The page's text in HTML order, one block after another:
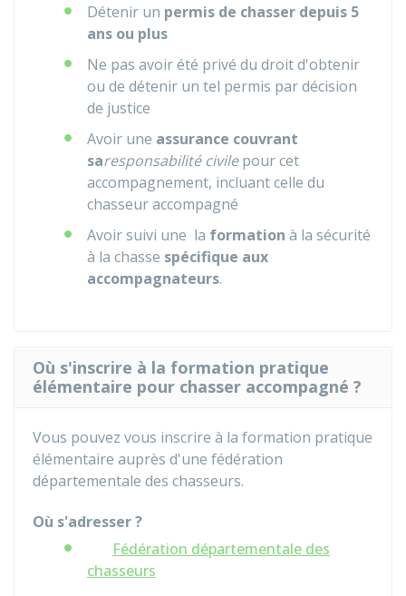
Détenir un permis de chasser depuis 5
ans ou plus
Ne pas avoir été privé du droit d'obtenir
ou de détenir un tel permis par décision
de justice
Avoir une assurance couvrant
saresponsabilité civilepour cet
accompagnement, incluant celle du
chasseur accompagné
Avoir suivi une la formation à la sécurité
à la chasse spécifique aux
accompagnateurs.
Où s'inscrire à la formation pratique
élémentaire pour chasser accompagné ?
Vous pouvez vous inscrire à la formation pratique
élémentaire auprès d'une fédération
départementale des chasseurs.
Où s'adresser ?
Fédération départementale des
chasseurs